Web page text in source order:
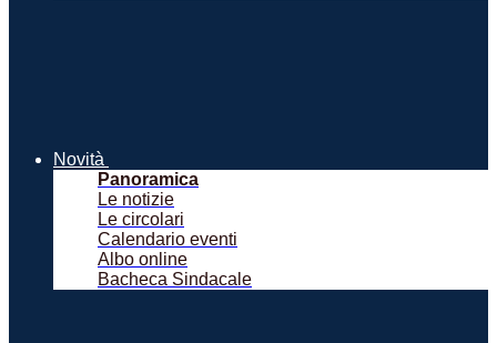
Novità
Panoramica
Le notizie
Le circolari
Calendario eventi
Albo online
Bacheca Sindacale